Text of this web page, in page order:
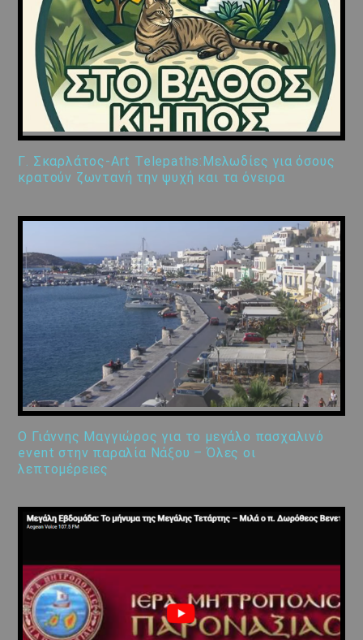
Γ. Σκαρλάτος-Art Telepaths:Μελωδίες για όσους
κρατούν ζωντανή την ψυχή και τα όνειρα
Ο Γιάννης Μαγγιώρος για το μεγάλο πασχαλινό
event στην παραλία Νάξου – Όλες οι
λεπτομέρειες